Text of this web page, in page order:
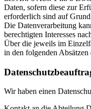
Daten, sofern diese zur
erforderlich sind auf
Die Datenverarbeitung
berechtigten Interesses
Über die jeweils im
in den folgenden
Wir haben einen